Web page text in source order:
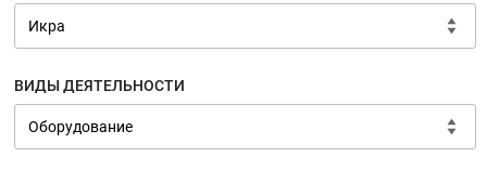
ВИДЫ ДЕЯТЕЛЬНОСТИ